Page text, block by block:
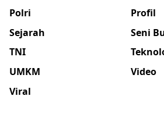
Polri
Profil
Sejarah
Seni
TNI
UMKM
Video
Viral